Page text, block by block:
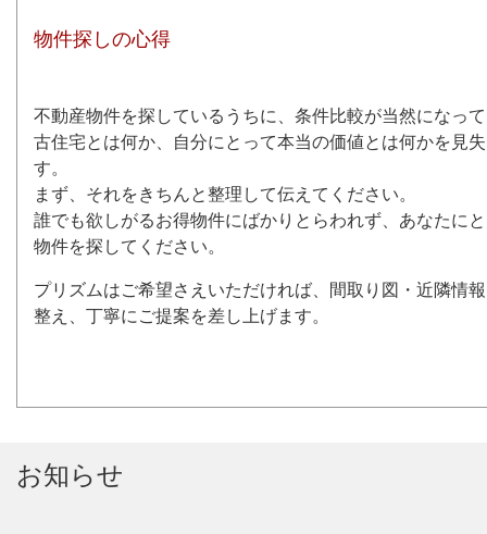
物件探しの心得
不動産物件を探しているうちに、条件比較が当然になっ
古住宅とは何か、自分にとって本当の価値とは何かを見
す。
まず、それをきちんと整理して伝えてください。
誰でも欲しがるお得物件にばかりとらわれず、あなたに
物件を探してください。
プリズムはご希望さえいただければ、間取り図・近隣情
整え、丁寧にご提案を差し上げます。
お知らせ